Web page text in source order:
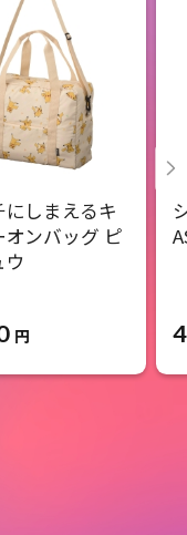
にしまえるキ
オンバッグ ピ
ウ
円